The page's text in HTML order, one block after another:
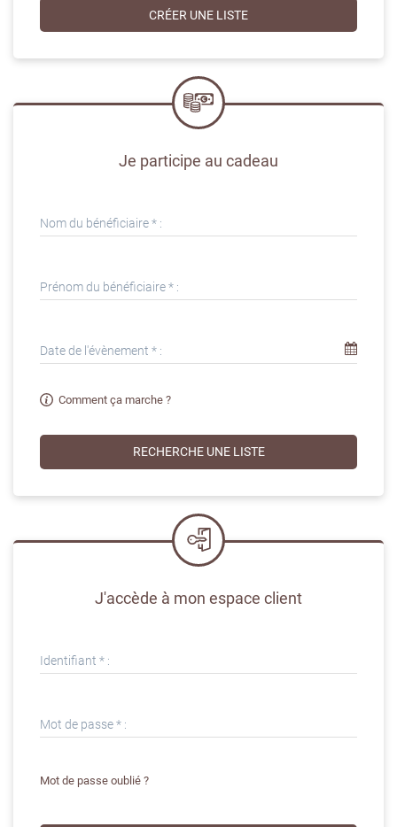
Je participe au cadeau
Nom du bénéficiaire * :
Prénom du bénéficiaire * :
Date de l'évènement * :
Comment ça marche ?
J'accède à mon espace client
Identifiant * :
Mot de passe * :
Mot de passe oublié ?